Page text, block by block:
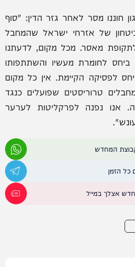
חוננו מסר לאחר גזר הדין: "סוף
של אזרחי ישראל שהמחבל
מאסר. מכל מקום, לדעתנו
לחומרת מעשיו והשתתפותו
לפסיקה הקיימת. אין כל מקום
טרוריסטים שפועלים כנגד
אנו נפנה לפרקליטות לערער
המחדש
כל הזמן
אצלך במייל